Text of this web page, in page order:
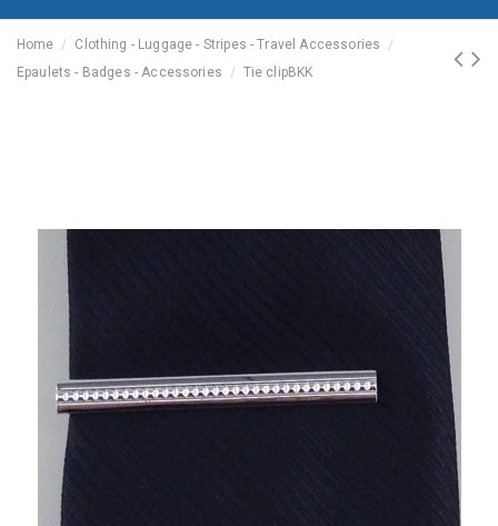
Home
Clothing - Luggage - Stripes - Travel Accessories
Epaulets - Badges - Accessories
Tie clipBKK